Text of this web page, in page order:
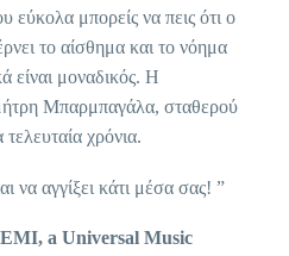
εύκολα μπορείς να πεις ότι ο
το αίσθημα και το νόημα
είναι μοναδικός. Η
Μπαρμπαγάλα, σταθερού
χρόνια.
να αγγίξει κάτι μέσα σας! ”
a Universal Music